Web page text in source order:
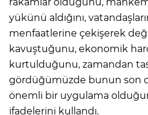
yükünü aldığını,
menfaatlerine çekişerek
kavuştuğunu, ekonomik
kurtulduğunu, zamandan
gördüğümüzde bunun son
önemli bir uygulama
ifadelerini kullandı.